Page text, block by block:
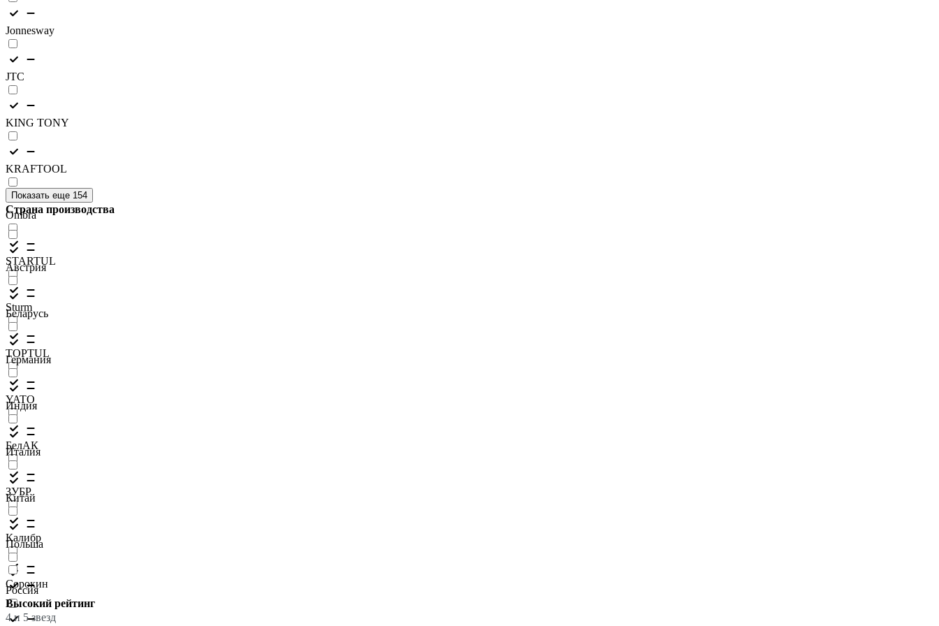
Jonnesway
JTC
KING TONY
KRAFTOOL
Ombra
STARTUL
Sturm
TOPTUL
YATO
БелАК
ЗУБР
Калибр
Сорокин
Показать еще 154
Страна производства
Австрия
Беларусь
Германия
Индия
Италия
Китай
Польша
Россия
Высокий рейтинг
4 и 5 звезд